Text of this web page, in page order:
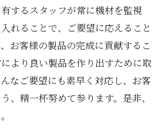
するスタッフが常に機材を監視
れることで、ご要望に応えること
お客様の製品の完成に貢献するこ
より良い製品を作り出すために取
なご要望にも素早く対応し、お客
、精一杯努めて参ります。是非、